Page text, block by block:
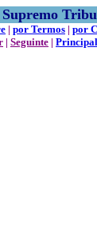
Supremo
| por Termos | por
| Seguinte | Principal